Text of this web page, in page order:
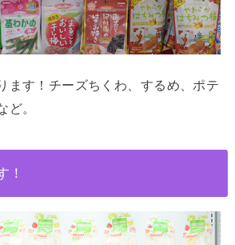
ます！チーズちくわ、するめ、ポテ
ど。
！